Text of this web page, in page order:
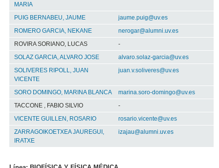
MARIA
PUIG BERNABEU, JAUME
jaume.puig@uv.es
ROMERO GARCIA, NEKANE
nerogar@alumni.uv.es
ROVIRA SORIANO, LUCAS
-
SOLAZ GARCIA, ALVARO JOSE
alvaro.solaz-garcia@uv.es
SOLIVERES RIPOLL, JUAN
VICENTE
juan.v.soliveres@uv.es
SORO DOMINGO, MARINA BLANCA
marina.soro-domingo@uv.es
TACCONE , FABIO SILVIO
-
VICENTE GUILLEN, ROSARIO
rosario.vicente@uv.es
ZARRAGOIKOETXEA JAUREGUI,
IRATXE
izajau@alumni.uv.es